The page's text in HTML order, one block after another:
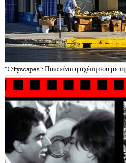
“Cityscapes”: Ποια είναι η σχέση σου με